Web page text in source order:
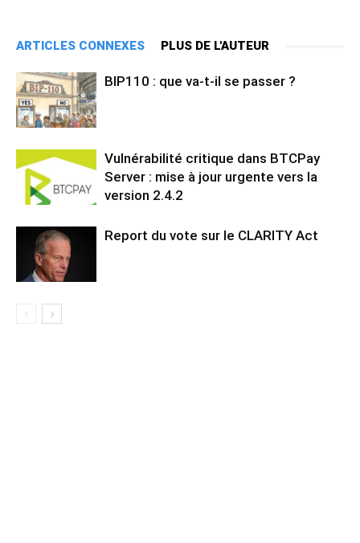
ARTICLES CONNEXES PLUS DE L'AUTEUR
BIP110 : que va-t-il se passer ?
Vulnérabilité critique dans BTCPay
Server : mise à jour urgente vers la
version 2.4.2
Report du vote sur le CLARITY Act